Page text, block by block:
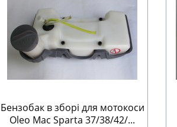
Бензобак в зборі для мотокоси
Oleo Mac Sparta 37/38/42/...